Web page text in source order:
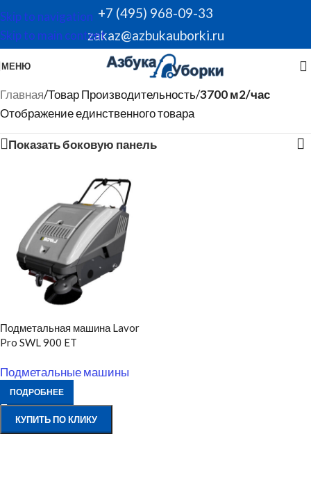
Skip to navigation
Skip to main content
+7 (495) 968-09-33
zakaz@azbukauborki.ru
МЕНЮ
Главная/Товар Производительность/3700 м2/час
Отображение единственного товара
Показать боковую панель
Подметальная машина Lavor
Pro SWL 900 ET
Подметальные машины
ПОДРОБНЕЕ
КУПИТЬ ПО КЛИКУ